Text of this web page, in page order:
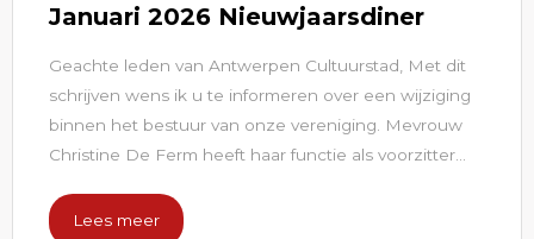
Januari 2026 Nieuwjaarsdiner
Geachte leden van Antwerpen Cultuurstad, Met dit
schrijven wens ik u te informeren over een wijziging
binnen het bestuur van onze vereniging. Mevrouw
Christine De Ferm heeft haar functie als voorzitter...
Lees meer